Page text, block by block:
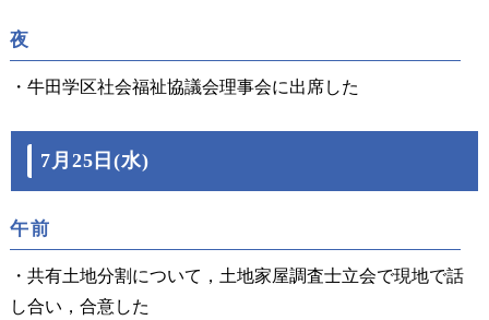
夜
・牛田学区社会福祉協議会理事会に出席した
7月25日(水)
午前
・共有土地分割について，土地家屋調査士立会で現地で話
し合い，合意した